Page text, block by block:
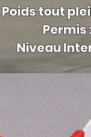
Poids tout
Permis
Niveau